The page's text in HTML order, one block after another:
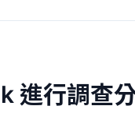
進行調查